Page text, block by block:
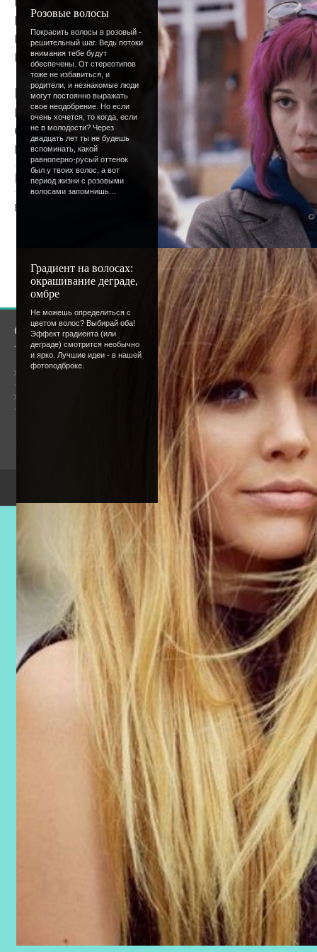
Розовые волосы
Покрасить волосы в розовый -
решительный шаг. Ведь потоки
внимания тебе будут
обеспечены. От стереотипов
тоже не избавиться, и
родители, и незнакомые люди
могут постоянно выражать
свое неодобрение. Но если
очень хочется, то когда, если
не в молодости? Через
двадцать лет ты не будешь
вспоминать, какой
равноперно-русый оттенок
был у твоих волос, а вот
период жизни с розовыми
волосами запомнишь...
Градиент на волосах:
окрашивание деграде,
омбре
Не можешь определиться с
цветом волос? Выбирай оба!
Эффект градиента (или
деграде) смотрится необычно
и ярко. Лучшие идеи - в нашей
фотоподброке.
изменения. Они еще не окончательны,
короче и удобнее. Тогда же поговорим о
модераторов.;)
P.S. Сегодня вы могли заметить на
просмотра страниц. Дело в том, что не
отключить - навсегда она не останется.
выключена. Приносим извинения за
Просмотров: 1326 | Добавил: Lettera| Рейтинг:
Всего комментариев
Добавлять комментарии могут
пользователи.
[ Регистрация|
О сайте
Общая информация
Сообщество
Онлайн всего:2
Гостей:2
Пользователей:
Copyright